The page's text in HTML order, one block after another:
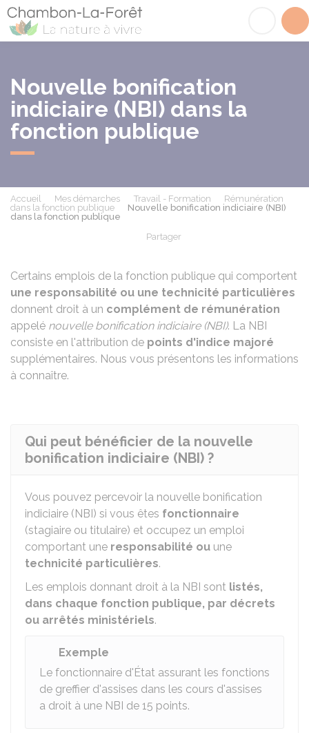
Nouvelle bonification
indiciaire (NBI) dans la
fonction publique
Accueil Mes démarches Travail - Formation
Rémunération
dans la fonction publique
Nouvelle bonification indiciaire (NBI)
dans la fonction publique
Partager
Certains emplois de la fonction publique qui comportent
une responsabilité ou une technicité particulières
donnent droit à un complément de rémunération
appelé nouvelle bonification indiciaire (NBI). La NBI
consiste en l'attribution de points d'indice majoré
supplémentaires. Nous vous présentons les informations
à connaître.
Qui peut bénéficier de la nouvelle
bonification indiciaire (NBI) ?
Vous pouvez percevoir la nouvelle bonification
indiciaire (NBI) si vous êtes fonctionnaire
(stagiaire ou titulaire) et occupez un emploi
comportant une responsabilité ou une
technicité particulières.
Les emplois donnant droit à la NBI sont listés,
dans chaque fonction publique, par décrets
ou arrêtés ministériels.
Exemple
Le fonctionnaire d'État assurant les fonctions
de greffier d'assises dans les cours d'assises
a droit à une NBI de 15 points.